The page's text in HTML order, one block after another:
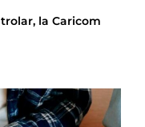
la Caricom